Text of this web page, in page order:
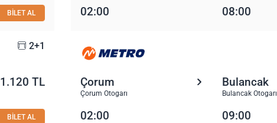
BİLET AL 02:00 08:00
2+1
1.120 TL
BİLET AL
Çorum
Çorum Otogarı
Bulancak
Bulancak Otogarı
02:00 09:00